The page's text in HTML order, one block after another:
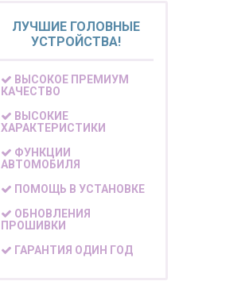
ЛУЧШИЕ ГОЛОВНЫЕ
УСТРОЙСТВА!
ВЫСОКОЕ ПРЕМИУМ
КАЧЕСТВО
ВЫСОКИЕ
ХАРАКТЕРИСТИКИ
ФУНКЦИИ
АВТОМОБИЛЯ
ПОМОЩЬ В УСТАНОВКЕ
ОБНОВЛЕНИЯ
ПРОШИВКИ
ГАРАНТИЯ ОДИН ГОД